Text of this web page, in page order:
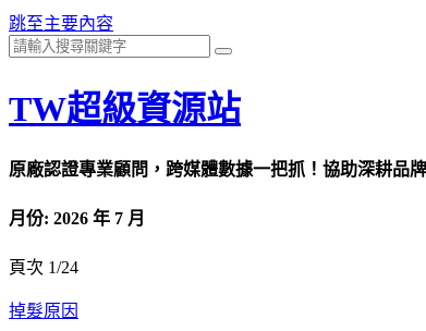
跳至主要內容
TW超級資源站
原廠認證專業顧問，跨媒體數據一把抓！協助深耕品
月份: 2026 年 7 月
頁次 1/24
掉髮原因